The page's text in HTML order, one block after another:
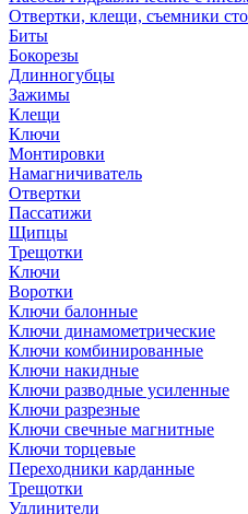
Отвертки, клещи, съемники
Биты
Бокорезы
Длинногубцы
Зажимы
Клещи
Ключи
Монтировки
Намагничиватель
Отвертки
Пассатижи
Щипцы
Трещотки
Ключи
Воротки
Ключи балонные
Ключи динамометрические
Ключи комбинированные
Ключи накидные
Ключи разводные усиленные
Ключи разрезные
Ключи свечные магнитные
Ключи торцевые
Переходники карданные
Трещотки
Удлинители